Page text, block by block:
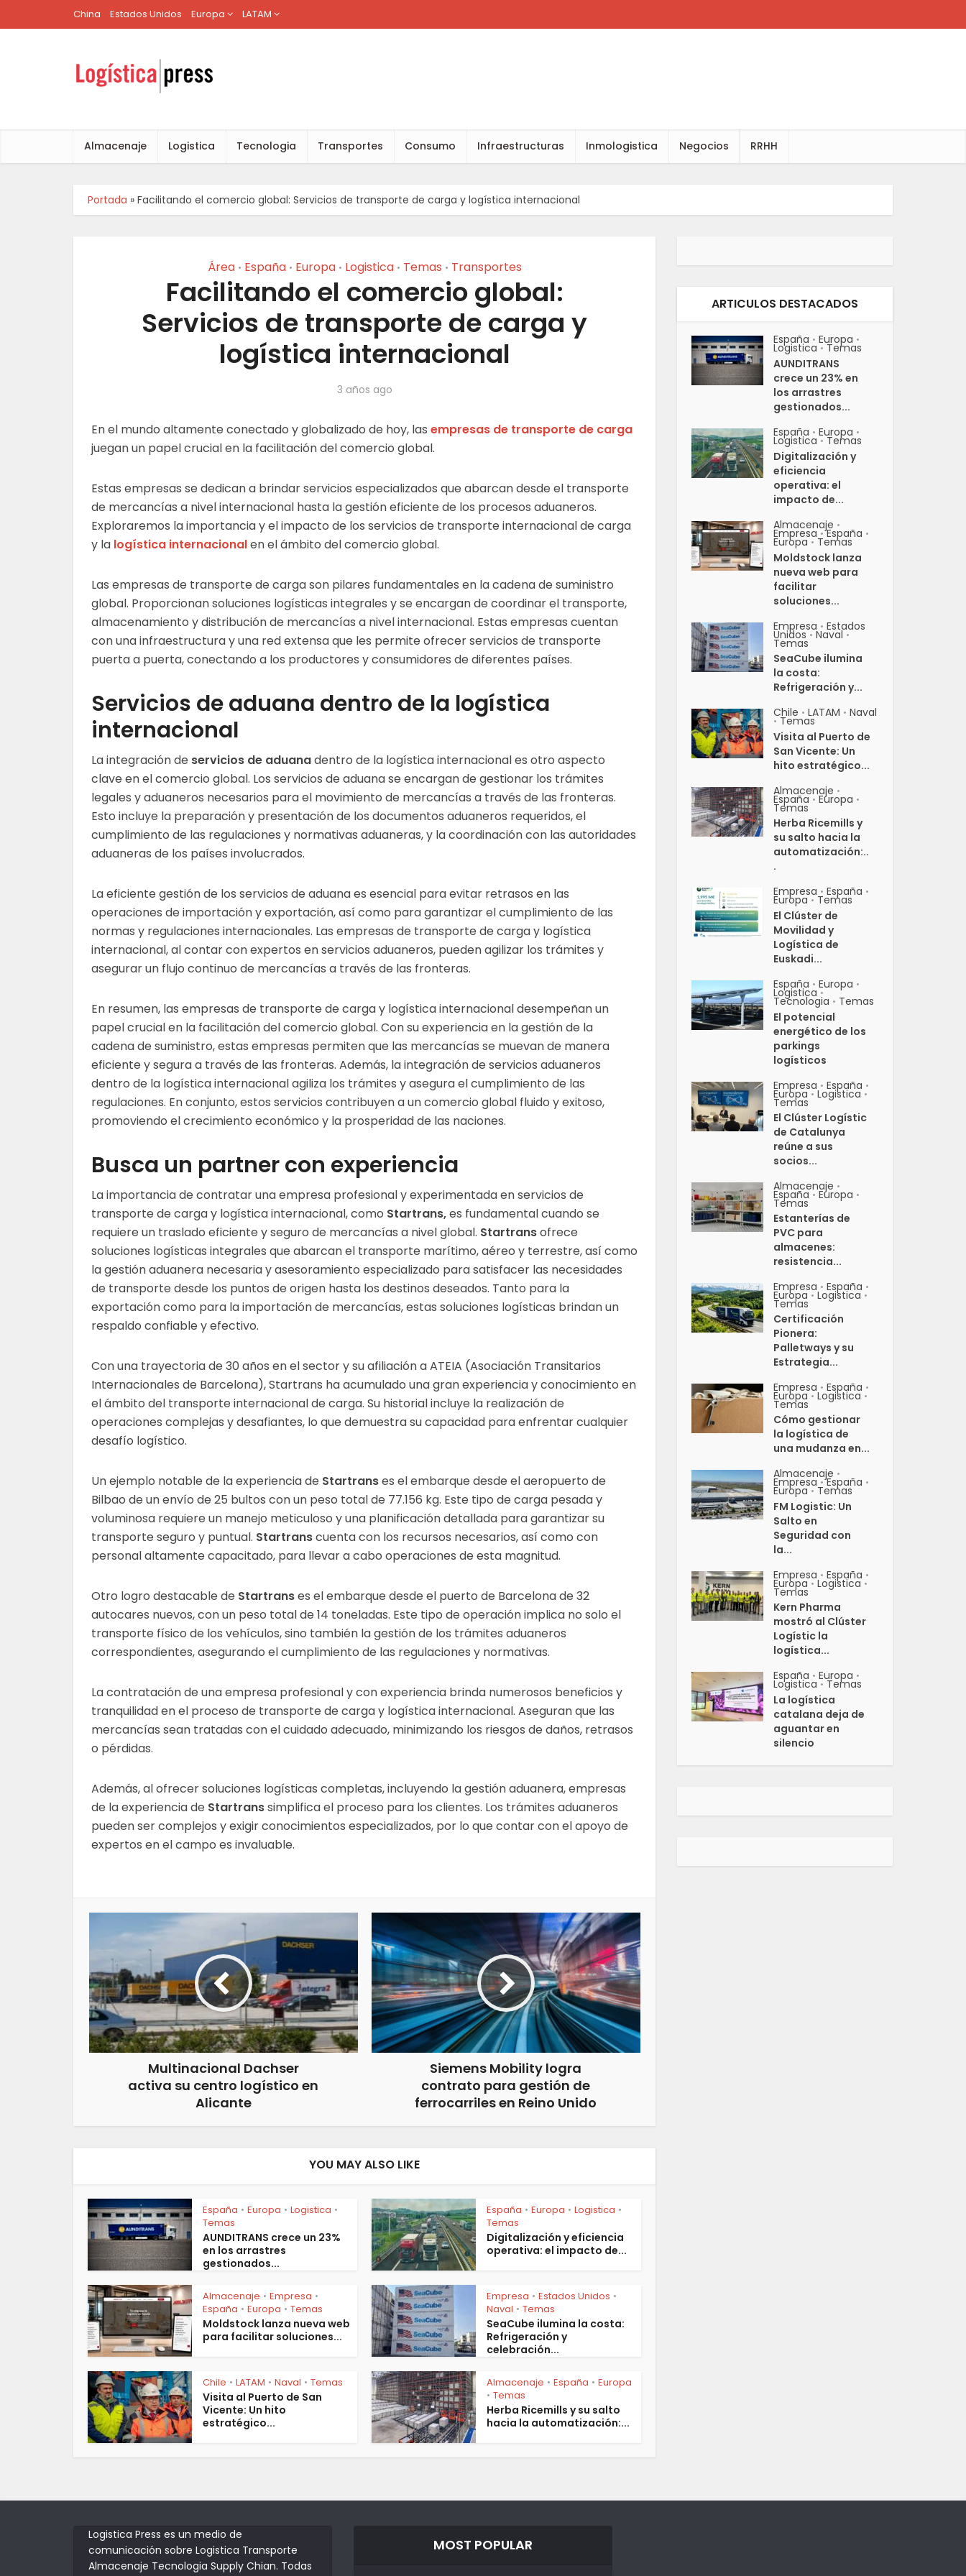
China Estados Unidos Europa LATAM
Almacenaje Logistica Tecnologia Transportes Consumo Infraestructuras Inmologistica Negocios RRHH
Portada » Facilitando el comercio global: Servicios de transporte de carga y logística internacional
Área • España • Europa • Logistica • Temas • Transportes
Facilitando el comercio global:
Servicios de transporte de carga y
logística internacional
3 años ago
En el mundo altamente conectado y globalizado de hoy, las empresas de transporte de carga
juegan un papel crucial en la facilitación del comercio global.
Estas empresas se dedican a brindar servicios especializados que abarcan desde el transporte
de mercancías a nivel internacional hasta la gestión eficiente de los procesos aduaneros.
Exploraremos la importancia y el impacto de los servicios de transporte internacional de carga
y la logística internacionalen el ámbito del comercio global.
Las empresas de transporte de carga son pilares fundamentales en la cadena de suministro
global. Proporcionan soluciones logísticas integrales y se encargan de coordinar el transporte,
almacenamiento y distribución de mercancías a nivel internacional. Estas empresas cuentan
con una infraestructura y una red extensa que les permite ofrecer servicios de transporte
puerta a puerta, conectando a los productores y consumidores de diferentes países.
Servicios de aduana dentro de la logística
internacional
La integración de servicios de aduanadentro de la logística internacional es otro aspecto
clave en el comercio global. Los servicios de aduana se encargan de gestionar los trámites
legales y aduaneros necesarios para el movimiento de mercancías a través de las fronteras.
Esto incluye la preparación y presentación de los documentos aduaneros requeridos, el
cumplimiento de las regulaciones y normativas aduaneras, y la coordinación con las autoridades
aduaneras de los países involucrados.
La eficiente gestión de los servicios de aduana es esencial para evitar retrasos en las
operaciones de importación y exportación, así como para garantizar el cumplimiento de las
normas y regulaciones internacionales. Las empresas de transporte de carga y logística
internacional, al contar con expertos en servicios aduaneros, pueden agilizar los trámites y
asegurar un flujo continuo de mercancías a través de las fronteras.
En resumen, las empresas de transporte de carga y logística internacional desempeñan un
papel crucial en la facilitación del comercio global. Con su experiencia en la gestión de la
cadena de suministro, estas empresas permiten que las mercancías se muevan de manera
eficiente y segura a través de las fronteras. Además, la integración de servicios aduaneros
dentro de la logística internacional agiliza los trámites y asegura el cumplimiento de las
regulaciones. En conjunto, estos servicios contribuyen a un comercio global fluido y exitoso,
promoviendo el crecimiento económico y la prosperidad de las naciones.
Busca un partner con experiencia
La importancia de contratar una empresa profesional y experimentada en servicios de
transporte de carga y logística internacional, como Startrans,es fundamental cuando se
requiere un traslado eficiente y seguro de mercancías a nivel global. Startransofrece
soluciones logísticas integrales que abarcan el transporte marítimo, aéreo y terrestre, así como
la gestión aduanera necesaria y asesoramiento especializado para satisfacer las necesidades
de transporte desde los puntos de origen hasta los destinos deseados. Tanto para la
exportación como para la importación de mercancías, estas soluciones logísticas brindan un
respaldo confiable y efectivo.
Con una trayectoria de 30 años en el sector y su afiliación a ATEIA (Asociación Transitarios
Internacionales de Barcelona), Startrans ha acumulado una gran experiencia y conocimiento en
el ámbito del transporte internacional de carga. Su historial incluye la realización de
operaciones complejas y desafiantes, lo que demuestra su capacidad para enfrentar cualquier
desafío logístico.
Un ejemplo notable de la experiencia de Startranses el embarque desde el aeropuerto de
Bilbao de un envío de 25 bultos con un peso total de 77.156 kg. Este tipo de carga pesada y
voluminosa requiere un manejo meticuloso y una planificación detallada para garantizar su
transporte seguro y puntual. Startranscuenta con los recursos necesarios, así como con
personal altamente capacitado, para llevar a cabo operaciones de esta magnitud.
Otro logro destacable de Startranses el embarque desde el puerto de Barcelona de 32
autocares nuevos, con un peso total de 14 toneladas. Este tipo de operación implica no solo el
transporte físico de los vehículos, sino también la gestión de los trámites aduaneros
correspondientes, asegurando el cumplimiento de las regulaciones y normativas.
La contratación de una empresa profesional y con experiencia brinda numerosos beneficios y
tranquilidad en el proceso de transporte de carga y logística internacional. Aseguran que las
mercancías sean tratadas con el cuidado adecuado, minimizando los riesgos de daños, retrasos
o pérdidas.
Además, al ofrecer soluciones logísticas completas, incluyendo la gestión aduanera, empresas
de la experiencia de Startranssimplifica el proceso para los clientes. Los trámites aduaneros
pueden ser complejos y exigir conocimientos especializados, por lo que contar con el apoyo de
expertos en el campo es invaluable.
Multinacional Dachser
activa su centro logístico en
Alicante
Siemens Mobility logra
contrato para gestión de
ferrocarriles en Reino Unido
YOU MAY ALSO LIKE
España • Europa • Logistica •
Temas
AUNDITRANS crece un 23%
en los arrastres
gestionados...
España • Europa • Logistica •
Temas
Digitalización y eficiencia
operativa: el impacto de...
Almacenaje • Empresa •
España • Europa • Temas
Moldstock lanza nueva web
para facilitar soluciones...
Empresa • Estados Unidos •
Naval • Temas
SeaCube ilumina la costa:
Refrigeración y
celebración...
Chile • LATAM • Naval • Temas
Visita al Puerto de San
Vicente: Un hito
estratégico...
Almacenaje • España • Europa
• Temas
Herba Ricemills y su salto
hacia la automatización:...
ARTICULOS DESTACADOS
España • Europa •
Logistica • Temas
AUNDITRANS
crece un 23% en
los arrastres
gestionados...
España • Europa •
Logistica • Temas
Digitalización y
eficiencia
operativa: el
impacto de...
Almacenaje •
Empresa • España •
Europa • Temas
Moldstock lanza
nueva web para
facilitar
soluciones...
Empresa • Estados
Unidos • Naval •
Temas
SeaCube ilumina
la costa:
Refrigeración y...
Chile • LATAM • Naval
• Temas
Visita al Puerto de
San Vicente: Un
hito estratégico...
Almacenaje •
España • Europa •
Temas
Herba Ricemills y
su salto hacia la
automatización:..
.
Empresa • España •
Europa • Temas
El Clúster de
Movilidad y
Logística de
Euskadi...
España • Europa •
Logistica •
Tecnologia • Temas
El potencial
energético de los
parkings
logísticos
Empresa • España •
Europa • Logistica •
Temas
El Clúster Logístic
de Catalunya
reúne a sus
socios...
Almacenaje •
España • Europa •
Temas
Estanterías de
PVC para
almacenes:
resistencia...
Empresa • España •
Europa • Logistica •
Temas
Certificación
Pionera:
Palletways y su
Estrategia...
Empresa • España •
Europa • Logistica •
Temas
Cómo gestionar
la logística de
una mudanza en...
Almacenaje •
Empresa • España •
Europa • Temas
FM Logistic: Un
Salto en
Seguridad con
la...
Empresa • España •
Europa • Logistica •
Temas
Kern Pharma
mostró al Clúster
Logístic la
logística...
España • Europa •
Logistica • Temas
La logística
catalana deja de
aguantar en
silencio
Logistica Press es un medio de
comunicación sobre Logistica Transporte
Almacenaje Tecnologia Supply Chian. Todas
MOST POPULAR